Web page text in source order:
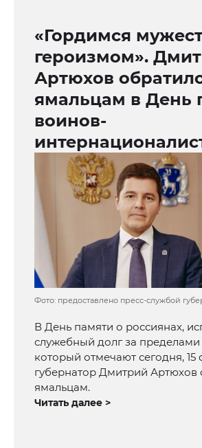
«Гордимся
героизмом».
Артюхов
ямальцам в День
воинов-
Фото: предоставлено пресс-службой
В День памяти о россиянах,
служебный долг за пределами
который отмечают сегодня, 15
губернатор Дмитрий Артюхов
ямальцам.
Читать далее >